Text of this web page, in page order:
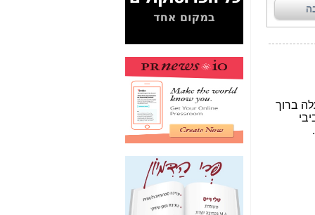
עובדות ומסמכים
האם ביבי כשר
תקשורת עזר לקב'
בזק? -כאן
מה מקור ה-Fake
News שהביא לתפירת
תיק לביבי והעלמת
החשודים הנכונים -כאן
אחת הרגליים של "תיק
4000 התפור"
התמוטטה היום
בניצחון (כפול) של בזק
-
כאן